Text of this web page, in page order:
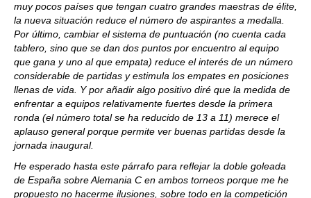
muy pocos países que tengan cuatro grandes maestras de élite,
la nueva situación reduce el número de aspirantes a medalla.
Por último, cambiar el sistema de puntuación (no cuenta cada
tablero, sino que se dan dos puntos por encuentro al equipo
que gana y uno al que empata) reduce el interés de un número
considerable de partidas y estimula los empates en posiciones
llenas de vida. Y por añadir algo positivo diré que la medida de
enfrentar a equipos relativamente fuertes desde la primera
ronda (el número total se ha reducido de 13 a 11) merece el
aplauso general porque permite ver buenas partidas desde la
jornada inaugural.
He esperado hasta este párrafo para reflejar la doble goleada
de España sobre Alemania C en ambos torneos porque me he
propuesto no hacerme ilusiones, sobre todo en la competición